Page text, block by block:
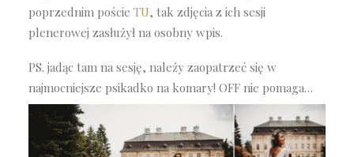
poprzednim poście TU, tak zdjęcia z ich sesji
plenerowej zasłużył na osobny wpis.
PS. jadąc tam na sesję, należy zaopatrzeć się w
najmocniejsze psikadko na komary! OFF nie pomaga…